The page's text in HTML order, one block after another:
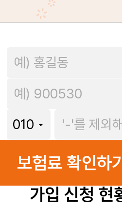
보험료 확인하
가입 신청 현